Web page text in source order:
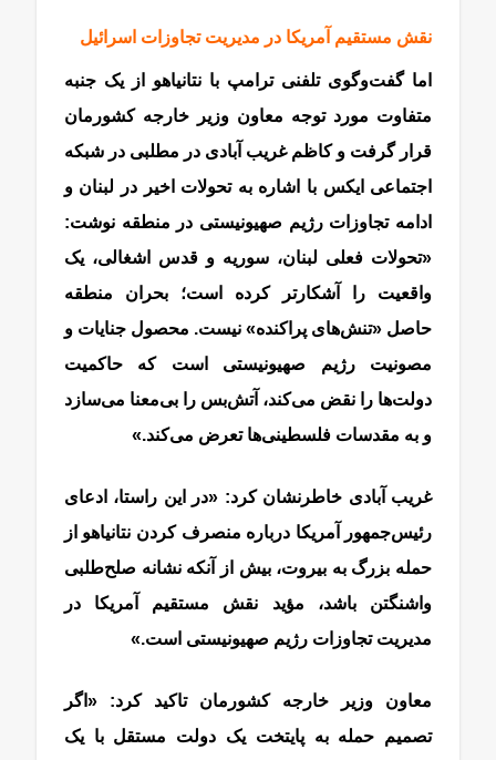
نقش مستقیم آمریکا در مدیریت تجاوزات اسرائیل
اما گفت‌وگوی تلفنی ترامپ با نتانیاهو از یک جنبه
متفاوت مورد توجه معاون وزیر خارجه کشورمان
قرار گرفت و کاظم غریب آبادی در مطلبی در شبکه
اجتماعی ایکس با اشاره به تحولات اخیر در لبنان و
ادامه تجاوزات رژیم صهیونیستی در منطقه نوشت:
«تحولات فعلی لبنان، سوریه و قدس اشغالی، یک
واقعیت را آشکارتر کرده است؛ بحران منطقه
حاصل «تنش‌های پراکنده» نیست. محصول جنایات و
مصونیت رژیم صهیونیستی است که حاکمیت
دولت‌ها را نقض می‌کند، آتش‌بس را بی‌معنا می‌سازد
و به مقدسات فلسطینی‌ها تعرض می‌کند.»
غریب آبادی خاطرنشان کرد: «در این راستا، ادعای
رئیس‌جمهور آمریکا درباره منصرف‌ کردن نتانیاهو از
حمله بزرگ به بیروت، بیش از آنکه نشانه صلح‌طلبی
واشنگتن باشد، مؤید نقش مستقیم آمریکا در
مدیریت تجاوزات رژیم صهیونیستی است.»
معاون وزیر خارجه کشورمان تاکید کرد: «اگر
تصمیم حمله به پایتخت یک دولت مستقل با یک